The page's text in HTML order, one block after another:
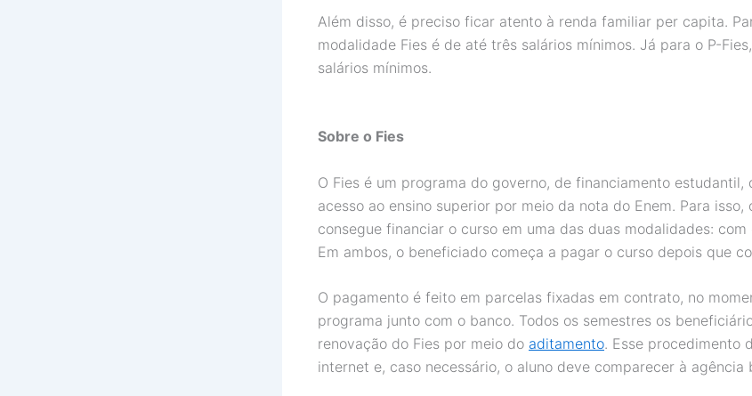
Além disso, é preciso ficar atento à renda familiar per capita.
modalidade Fies é de até três salários mínimos. Já para o P-
salários mínimos.
Sobre o Fies
O Fies é um programa do governo, de financiamento estudantil,
acesso ao ensino superior por meio da nota do Enem. Para isso,
consegue financiar o curso em uma das duas modalidades: com
Em ambos, o beneficiado começa a pagar o curso depois que
O pagamento é feito em parcelas fixadas em contrato, no
programa junto com o banco. Todos os semestres os
renovação do Fies por meio do aditamento. Esse procedimento
internet e, caso necessário, o aluno deve comparecer à agência